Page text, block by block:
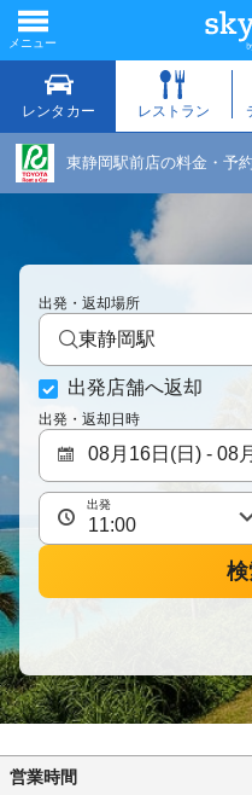
東静岡駅前店の料金・予約
出発・返却場所
東静岡駅
出発店舗へ返却
出発・返却日時
出発
営業時間